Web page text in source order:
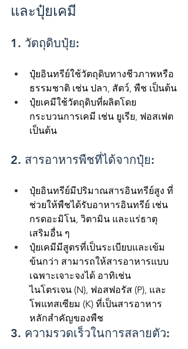
และปุ๋ยเคมี
1. วัตถุดิบปุ๋ย:
ปุ๋ยอินทรีย์ใช้วัตถุดิบทางชีวภาพหรือ
ธรรมชาติ เช่น ปลา, สัตว์, พืช เป็นต้น
ปุ๋ยเคมีใช้วัตถุดิบที่ผลิตโดย
กระบวนการเคมี เช่น ยูเรีย, ฟอสเฟต
เป็นต้น
2. สารอาหารพืชที่ได้จากปุ๋ย:
ปุ๋ยอินทรีย์มีปริมาณสารอินทรีย์สูง ที่
ช่วยให้พืชได้รับอาหารอินทรีย์ เช่น
กรดอะมิโน, วิตามิน และแร่ธาตุ
เสริมอื่น ๆ
ปุ๋ยเคมีมีสูตรที่เป็นระเบียบและเข้ม
ข้นกว่า สามารถให้สารอาหารแบบ
เฉพาะเจาะจงได้ อาทิเช่น
ไนโตรเจน (N), ฟอสฟอรัส (P), และ
โพแทสเซียม (K) ที่เป็นสารอาหาร
หลักสำคัญของพืช
3. ความรวดเร็วในการสลายตัว: